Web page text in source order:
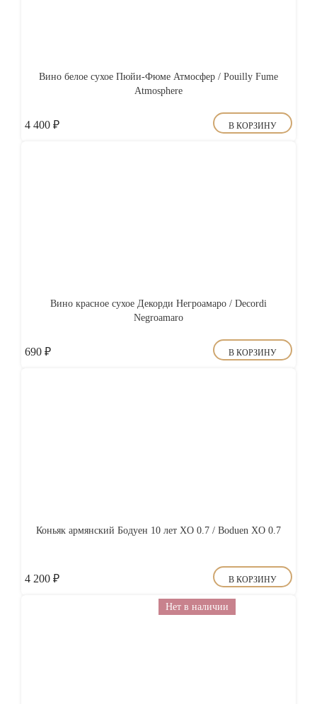
Вино белое сухое Пюйи-Фюме Атмосфер / Pouilly Fume
Atmosphere
4 400 ₽ В КОРЗИНУ
Вино красное сухое Декорди Негроамаро / Decordi
Negroamaro
690 ₽ В КОРЗИНУ
Коньяк армянский Бодуен 10 лет XO 0.7 / Boduen XO 0.7
4 200 ₽ В КОРЗИНУ
Нет в наличии